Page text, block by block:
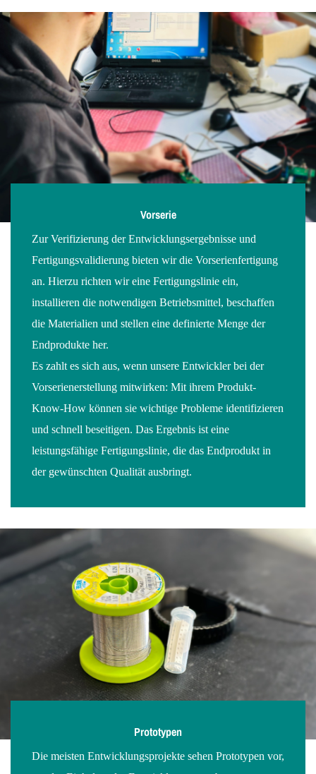
Vorserie
Zur Verifizierung der Entwicklungsergebnisse und
Fertigungsvalidierung bieten wir die Vorserienfertigung
an. Hierzu richten wir eine Fertigungslinie ein,
installieren die notwendigen Betriebsmittel, beschaffen
die Materialien und stellen eine definierte Menge der
Endprodukte her.
Es zahlt es sich aus, wenn unsere Entwickler bei der
Vorserienerstellung mitwirken: Mit ihrem Produkt-
Know-How können sie wichtige Probleme identifizieren
und schnell beseitigen. Das Ergebnis ist eine
leistungsfähige Fertigungslinie, die das Endprodukt in
der gewünschten Qualität ausbringt.
Prototypen
Die meisten Entwicklungsprojekte sehen Prototypen vor,